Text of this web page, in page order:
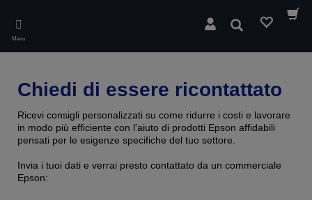
main
content
Menu
Cerca
Chiedi di essere ricontattato
Ricevi consigli personalizzati su come ridurre i costi e lavorare
in modo più efficiente con l'aiuto di prodotti Epson affidabili
pensati per le esigenze specifiche del tuo settore.
Invia i tuoi dati e verrai presto contattato da un commerciale
Epson: